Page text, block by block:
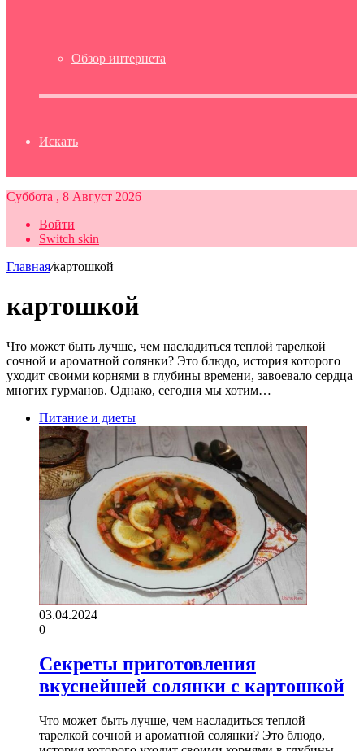
Обзор интернета
Искать
Суббота , 8 Август 2026
Войти
Switch skin
Главная/картошкой
картошкой
Что может быть лучше, чем насладиться теплой тарелкой
сочной и ароматной солянки? Это блюдо, история которого
уходит своими корнями в глубины времени, завоевало сердца
многих гурманов. Однако, сегодня мы хотим…
Питание и диеты
03.04.2024
0
Секреты приготовления
вкуснейшей солянки с картошкой
Что может быть лучше, чем насладиться теплой
тарелкой сочной и ароматной солянки? Это блюдо,